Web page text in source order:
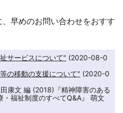
早めのお問い合わせをおすす
サービスについて" (2020-08-0
の移動の支援について" (2020-0
康文 編 (2018)『精神障害のある
・福祉制度のすべてQ&A』 萌文